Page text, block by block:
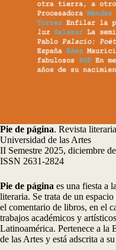
Pie de página. Revista
Universidad de las Artes
II Semestre 2025, diciembre
ISSN 2631-2824
Pie de página es una fiesta a
literaria. Se trata de un
el comentario de libros, en el
trabajos académicos y
Latinoamérica. Pertenece a la
de las Artes y está adscrita a